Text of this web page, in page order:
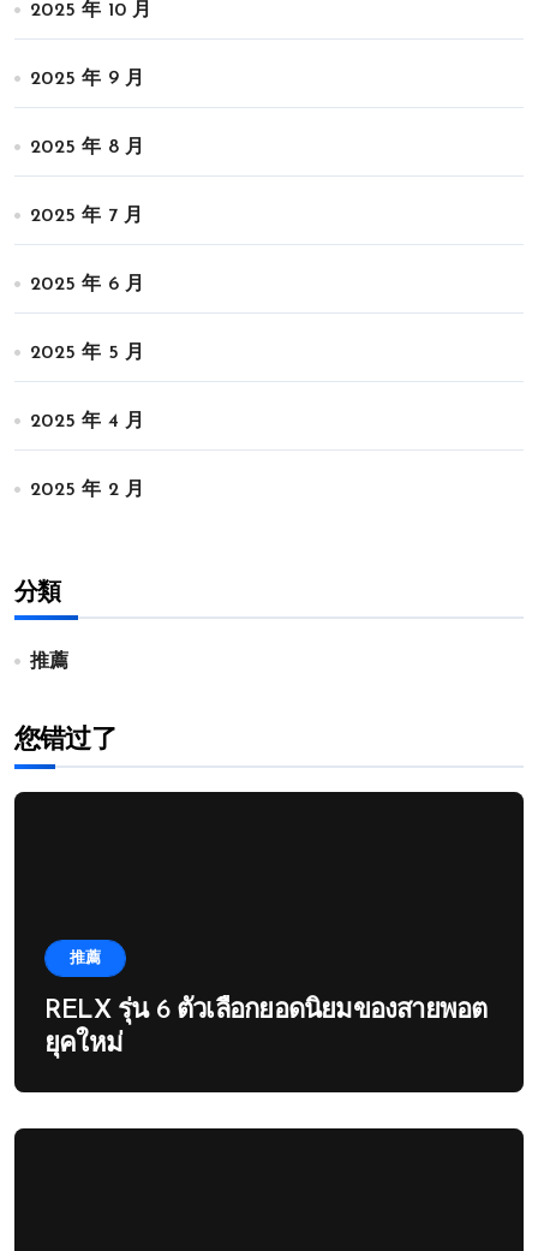
2025 年 10 月
2025 年 9 月
2025 年 8 月
2025 年 7 月
2025 年 6 月
2025 年 5 月
2025 年 4 月
2025 年 2 月
分類
推薦
您错过了
推薦
RELX รุ่น 6 ตัวเลือกยอดนิยมของสายพอต
ยุคใหม่